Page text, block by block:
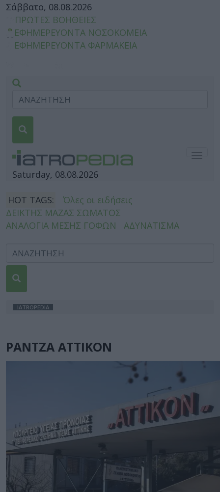
Σάββατο, 08.08.2026
ΠΡΩΤΕΣ ΒΟΗΘΕΙΕΣ
ΕΦΗΜΕΡΕΥΟΝΤΑ ΝΟΣΟΚΟΜΕΙΑ
ΕΦΗΜΕΡΕΥΟΝΤΑ ΦΑΡΜΑΚΕΙΑ
Saturday, 08.08.2026
HOT TAGS:
Όλες οι ειδήσεις
ΔΕΙΚΤΗΣ ΜΑΖΑΣ ΣΩΜΑΤΟΣ
ΑΝΑΛΟΓΙΑ ΜΕΣΗΣ ΓΟΦΩΝ
ΑΔΥΝΑΤΙΣΜΑ
IATROPEDIA
ΡΑΝΤΖΑ ΑΤΤΙΚΟΝ